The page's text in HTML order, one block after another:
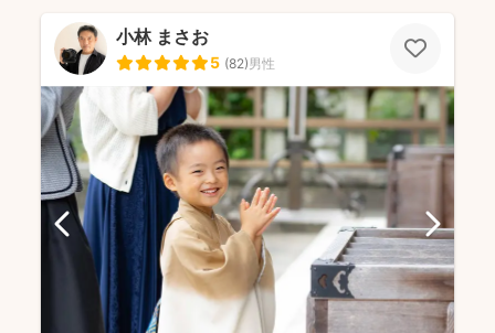
小林 まさお
5 (82)男性